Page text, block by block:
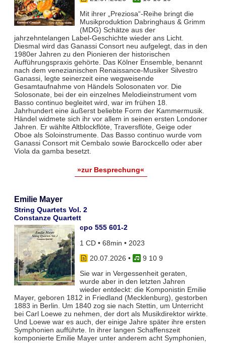
Mit ihrer „Preziosa“-Reihe bringt die
Musikproduktion Dabringhaus & Grimm
(MDG) Schätze aus der
jahrzehntelangen Label-Geschichte wieder ans Licht.
Diesmal wird das Ganassi Consort neu aufgelegt, das in den
1980er Jahren zu den Pionieren der historischen
Aufführungspraxis gehörte. Das Kölner Ensemble, benannt
nach dem venezianischen Renaissance-Musiker Silvestro
Ganassi, legte seinerzeit eine wegweisende
Gesamtaufnahme von Händels Solosonaten vor. Die
Solosonate, bei der ein einzelnes Melodieinstrument vom
Basso continuo begleitet wird, war im frühen 18.
Jahrhundert eine äußerst beliebte Form der Kammermusik.
Händel widmete sich ihr vor allem in seinen ersten Londoner
Jahren. Er wählte Altblockflöte, Traversflöte, Geige oder
Oboe als Soloinstrumente. Das Basso continuo wurde vom
Ganassi Consort mit Cembalo sowie Barockcello oder aber
Viola da gamba besetzt.
»zur Besprechung«
Emilie Mayer
String Quartets Vol. 2
Constanze Quartett
cpo 555 601-2
1 CD • 68min • 2023
20.07.2026 •
9 10 9
Sie war in Vergessenheit geraten,
wurde aber in den letzten Jahren
wieder entdeckt: die Komponistin Emilie
Mayer, geboren 1812 in Friedland (Mecklenburg), gestorben
1883 in Berlin. Um 1840 zog sie nach Stettin, um Unterricht
bei Carl Loewe zu nehmen, der dort als Musikdirektor wirkte.
Und Loewe war es auch, der einige Jahre später ihre ersten
Symphonien aufführte. In ihrer langen Schaffenszeit
komponierte Emilie Mayer unter anderem acht Symphonien,